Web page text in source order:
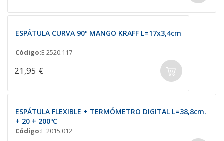
ESPÁTULA CURVA 90º MANGO KRAFF L=17x3,4cm
Código:E 2520.117
21,95 €
ESPÁTULA FLEXIBLE + TERMÓMETRO DIGITAL L=38,8cm.
+ 20 + 200ºC
Código:E 2015.012